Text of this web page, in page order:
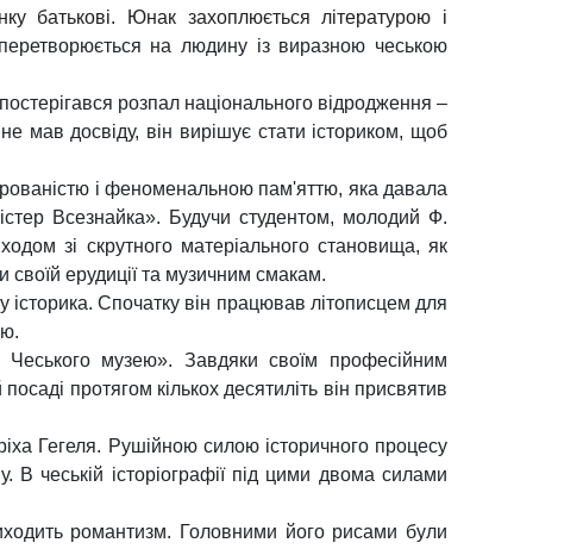
батькові. Юнак захоплюється літературою і
перетворюється на людину із виразною чеською
розпал національного відродження –
мав досвіду, він вирішує стати істориком, щоб
і феноменальною пам'яттю, яка давала
Всезнайка». Будучи студентом, молодий Ф.
зі скрутного матеріального становища, як
своїй ерудиції та музичним смакам.
Спочатку він працював літописцем для
музею». Завдяки своїм професійним
протягом кількох десятиліть він присвятив
Гегеля. Рушійною силою історичного процесу
В чеській історіографії під цими двома силами
романтизм. Головними його рисами були